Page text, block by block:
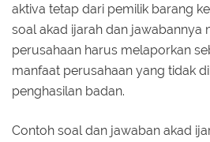
aktiva tetap dari pemilik barang
soal akad ijarah dan jawabannya
perusahaan harus melaporkan
manfaat perusahaan yang tidak
penghasilan badan.
Contoh soal dan jawaban akad